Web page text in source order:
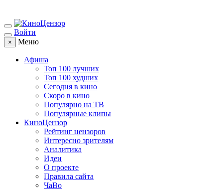
Войти
× Меню
Афиша
Топ 100 лучших
Топ 100 худших
Сегодня в кино
Скоро в кино
Популярно на ТВ
Популярные клипы
КиноЦензор
Рейтинг цензоров
Интересно зрителям
Аналитика
Идеи
О проекте
Правила сайта
ЧаВо